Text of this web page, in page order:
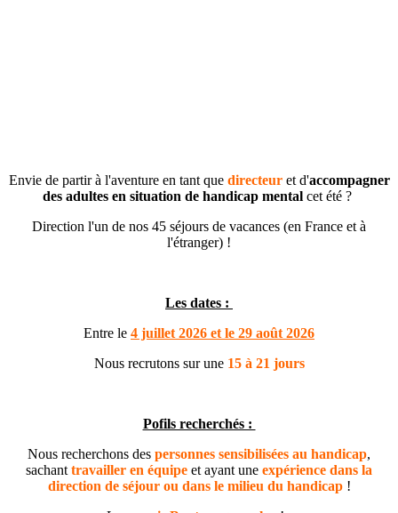
Envie de partirà l'aventure en tant que directeur et d'accompagner
des adultes en situation de handicap mental cet été ?
Direction l'un de nos 45 séjours de vacances (en France et à
l'étranger) !
Les dates :
Entre le 4 juillet 2026 et le 29 août 2026
Nous recrutons sur une15 à 21 jours
Pofils recherchés :
Nous recherchons des personnes sensibilisées au handicap,
sachant travailler en équipe et ayant une expérience dans la
direction de séjour ou dans le milieu du handicap!